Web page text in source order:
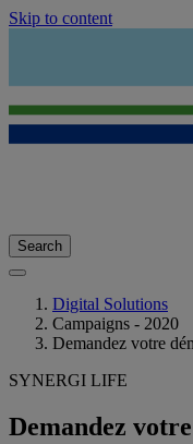
Skip to content
Search
Digital Solutions
Campaigns - 2020
Demandez votre
SYNERGI LIFE
Demandez